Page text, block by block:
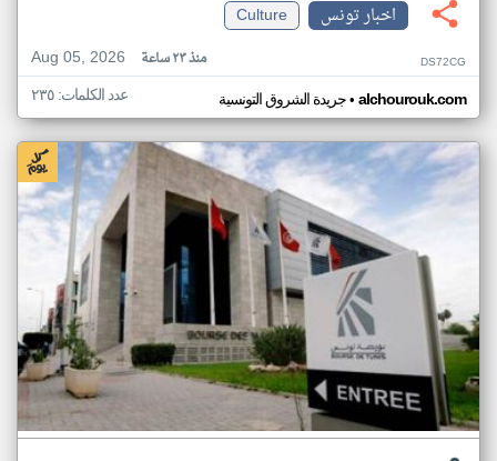
اخبار تونس
Culture
Aug 05, 2026
منذ ٢٣ ساعة DS72CG
جريدة الشروق التونسية• alchourouk.com عدد الكلمات: ٢٣٥